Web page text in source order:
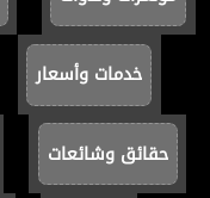
خدمات وأسعار
حقائق وشائعات